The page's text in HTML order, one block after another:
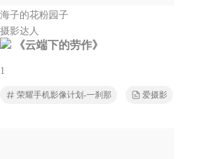
海子的花粉园子
摄影达人
《云端下的劳作》
1
荣耀手机影像计划-一刹那 爱摄影